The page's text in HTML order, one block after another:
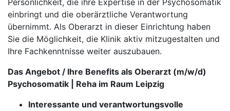
Persönlichkeit, die ihre Expertise in der Psychosomatik
einbringt und die oberärztliche Verantwortung
übernimmt. Als Oberarzt in dieser Einrichtung haben
Sie die Möglichkeit, die Klinik aktiv mitzugestalten und
Ihre Fachkenntnisse weiter auszubauen.
Das Angebot / Ihre Benefits als Oberarzt (m/w/d)
Psychosomatik | Reha im Raum Leipzig
Interessante und verantwortungsvolle